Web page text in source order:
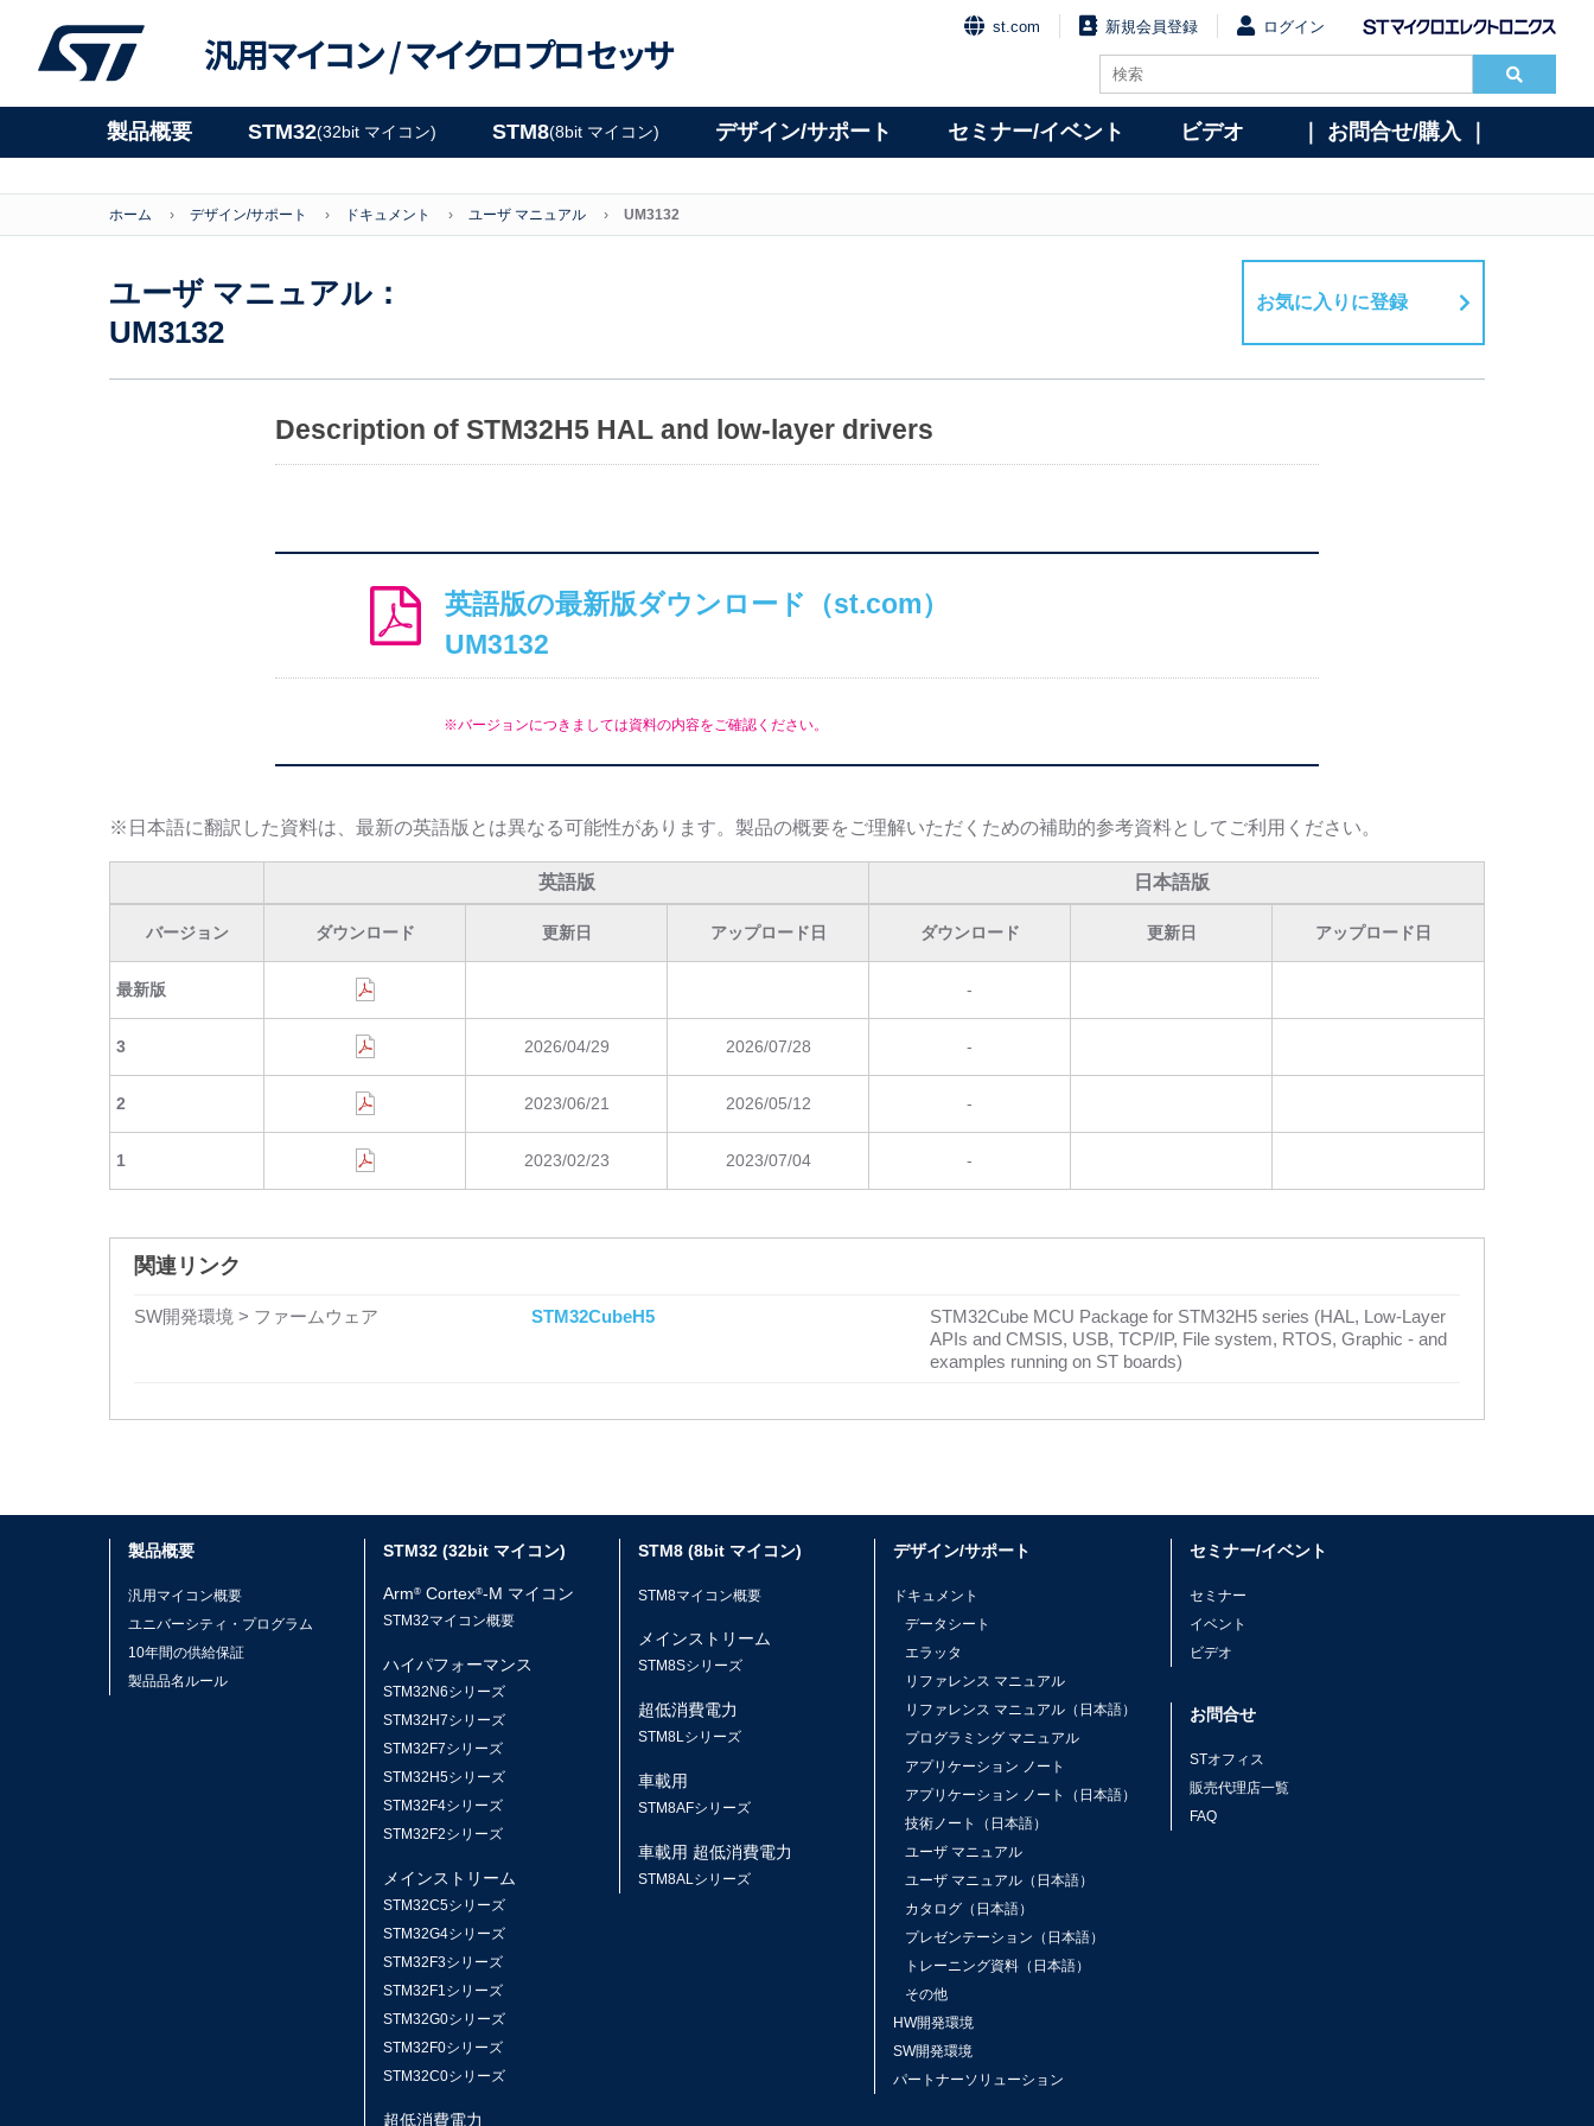
汎用マイコン /マイクロプロセッサ
st.com 新規会員登録 ログイン
製品概要 STM32(32bit マイコン) STM8(8bit マイコン) デザイン/サポート セミナー/イベント ビデオ ｜ お問合せ/購入 ｜
ホーム デザイン/サポート ドキュメント ユーザ マニュアル UM3132
ユーザ マニュアル：
UM3132
お気に入りに登録
Description of STM32H5 HAL and low-layer drivers
英語版の最新版ダウンロード（st.com）
UM3132
※バージョンにつきましては資料の内容をご確認ください。
※日本語に翻訳した資料は、最新の英語版とは異なる可能性があります。製品の概要をご理解いただくための補助的参考資料としてご利用ください。
英語版 日本語版
バージョン ダウンロード 更新日 アップロード日 ダウンロード 更新日 アップロード日
最新版 -
3 2026/04/29 2026/07/28 -
2 2023/06/21 2026/05/12 -
1 2023/02/23 2023/07/04 -
関連リンク
SW開発環境 > ファームウェア STM32CubeH5
STM32Cube MCU Package for STM32H5 series (HAL, Low-Layer
APIs and CMSIS, USB, TCP/IP, File system, RTOS, Graphic - and
examples running on ST boards)
製品概要
汎用マイコン概要
ユニバーシティ・プログラム
10年間の供給保証
製品品名ルール
STM32 (32bit マイコン)
Arm® Cortex®-M マイコン
STM32マイコン概要
ハイパフォーマンス
STM32N6シリーズ
STM32H7シリーズ
STM32F7シリーズ
STM32H5シリーズ
STM32F4シリーズ
STM32F2シリーズ
メインストリーム
STM32C5シリーズ
STM32G4シリーズ
STM32F3シリーズ
STM32F1シリーズ
STM32G0シリーズ
STM32F0シリーズ
STM32C0シリーズ
超低消費電力
STM8 (8bit マイコン)
STM8マイコン概要
メインストリーム
STM8Sシリーズ
超低消費電力
STM8Lシリーズ
車載用
STM8AFシリーズ
車載用 超低消費電力
STM8ALシリーズ
デザイン/サポート
ドキュメント
データシート
エラッタ
リファレンス マニュアル
リファレンス マニュアル（日本語）
プログラミング マニュアル
アプリケーション ノート
アプリケーション ノート（日本語）
技術ノート（日本語）
ユーザ マニュアル
ユーザ マニュアル（日本語）
カタログ（日本語）
プレゼンテーション（日本語）
トレーニング資料（日本語）
その他
HW開発環境
SW開発環境
パートナーソリューション
セミナー/イベント
セミナー
イベント
ビデオ
お問合せ
STオフィス
販売代理店一覧
FAQ